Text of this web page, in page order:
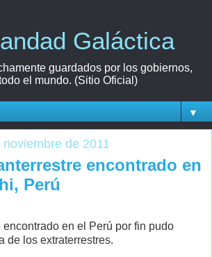
Galáctica
guardados por los gobiernos,
el mundo. (Sitio Oficial)
▼
de 2011
encontrado en
Perú
en el Perú por fin pudo
de los extraterrestres.